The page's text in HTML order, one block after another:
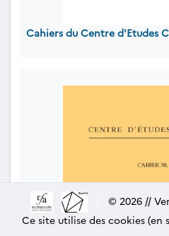
Cahiers du Centre d'Etudes
© 2026 //
Ce site utilise des cookies (en